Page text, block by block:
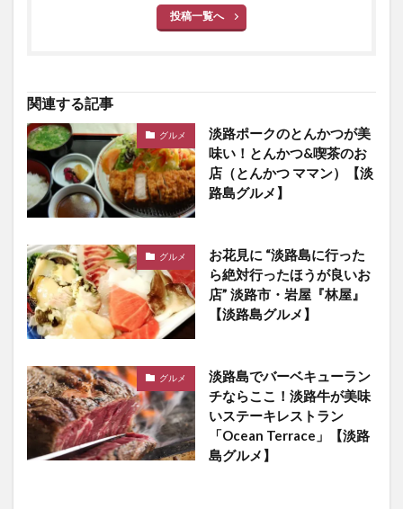
投稿一覧へ
関連する記事
グルメ
淡路ポークのとんかつが美
味い！とんかつ&喫茶のお
店（とんかつ ママン）【淡
路島グルメ】
グルメ
お花見に “淡路島に行った
ら絶対行ったほうが良いお
店” 淡路市・岩屋『林屋』
【淡路島グルメ】
グルメ
淡路島でバーベキューラン
チならここ！淡路牛が美味
いステーキレストラン
「Ocean Terrace」【淡路
島グルメ】